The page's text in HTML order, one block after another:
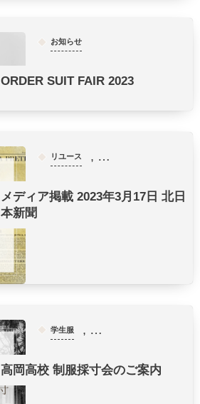
お知らせ
ORDER SUIT FAIR 2023
リユース , …
メディア掲載 2023年3月17日 北日
本新聞
学生服 , …
高岡高校 制服採寸会のご案内